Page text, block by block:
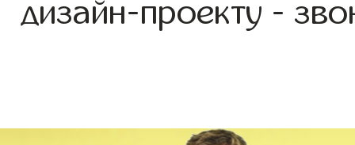
дизайн-проекту -